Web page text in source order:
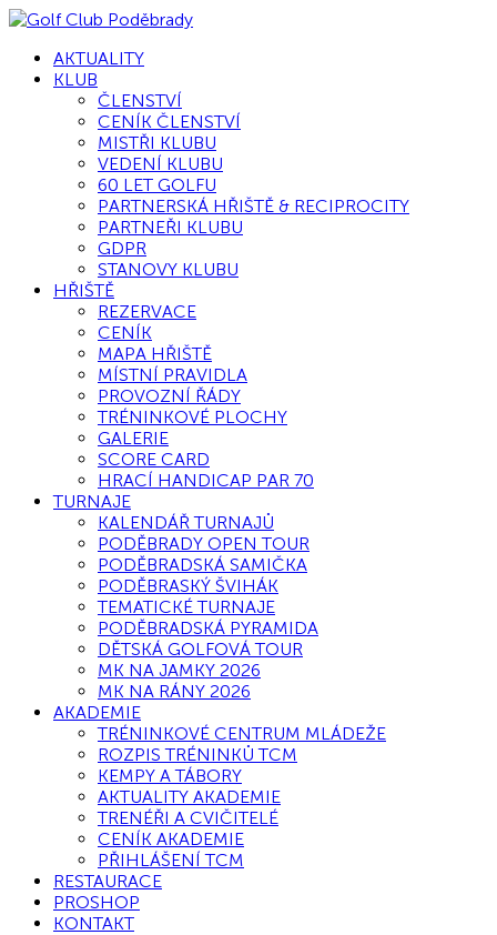
AKTUALITY
KLUB
ČLENSTVÍ
CENÍK ČLENSTVÍ
MISTŘI KLUBU
VEDENÍ KLUBU
60 LET GOLFU
PARTNERSKÁ HŘIŠTĚ & RECIPROCITY
PARTNEŘI KLUBU
GDPR
STANOVY KLUBU
HŘIŠTĚ
REZERVACE
CENÍK
MAPA HŘIŠTĚ
MÍSTNÍ PRAVIDLA
PROVOZNÍ ŘÁDY
TRÉNINKOVÉ PLOCHY
GALERIE
SCORE CARD
HRACÍ HANDICAP PAR 70
TURNAJE
KALENDÁŘ TURNAJŮ
PODĚBRADY OPEN TOUR
PODĚBRADSKÁ SAMIČKA
PODĚBRASKÝ ŠVIHÁK
TEMATICKÉ TURNAJE
PODĚBRADSKÁ PYRAMIDA
DĚTSKÁ GOLFOVÁ TOUR
MK NA JAMKY 2026
MK NA RÁNY 2026
AKADEMIE
TRÉNINKOVÉ CENTRUM MLÁDEŽE
ROZPIS TRÉNINKŮ TCM
KEMPY A TÁBORY
AKTUALITY AKADEMIE
TRENÉŘI A CVIČITELÉ
CENÍK AKADEMIE
PŘIHLÁŠENÍ TCM
RESTAURACE
PROSHOP
KONTAKT